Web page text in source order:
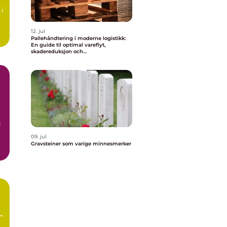
12. jul
Pallehåndtering i moderne logistikk:
En guide til optimal vareflyt,
skadereduksjon och
09. jul
Gravsteiner som varige minnesmerker